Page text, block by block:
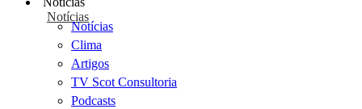
Notícias
Notícias
Clima
Artigos
TV Scot Consultoria
Podcasts